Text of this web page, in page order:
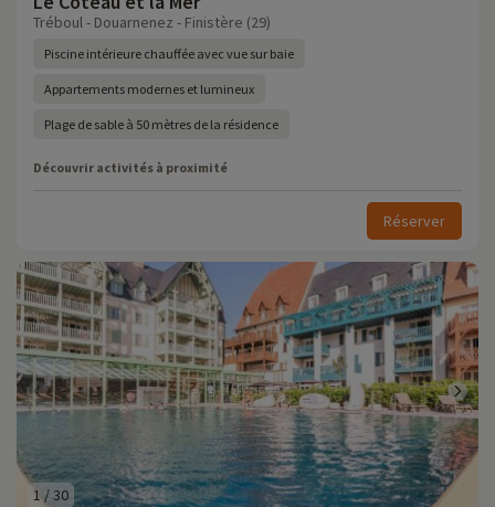
Tréboul - Douarnenez - Finistère (29)
Piscine intérieure chauffée avec vue sur baie
Appartements modernes et lumineux
Plage de sable à 50 mètres de la résidence
Découvrir activités à proximité
Réserver
1 /30